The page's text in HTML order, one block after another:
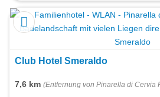
Club Hotel Smeraldo
7,6 km (Entfernung von Pinarella di Cervia